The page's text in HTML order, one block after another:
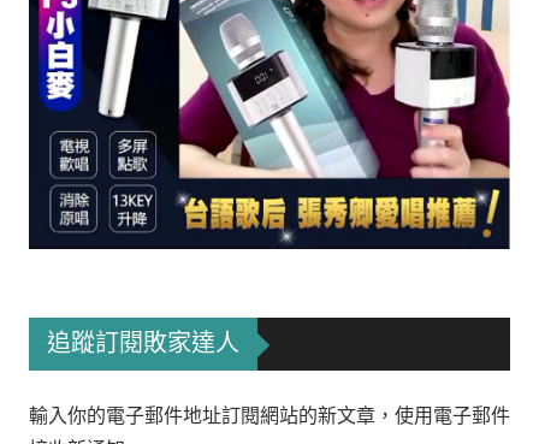
追蹤訂閱敗家達人
輸入你的電子郵件地址訂閱網站的新文章，使用電子郵件